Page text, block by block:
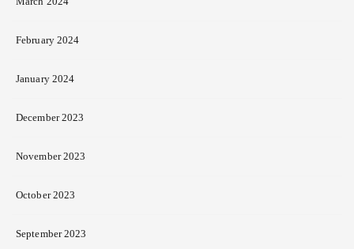
February 2024
January 2024
December 2023
November 2023
October 2023
September 2023